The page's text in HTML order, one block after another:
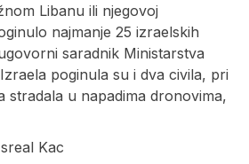
Libanu ili njegovoj
najmanje 25 izraelskih
saradnik Ministarstva
poginula su i dva civila, pri
stradala u napadima dronovima,
Kac